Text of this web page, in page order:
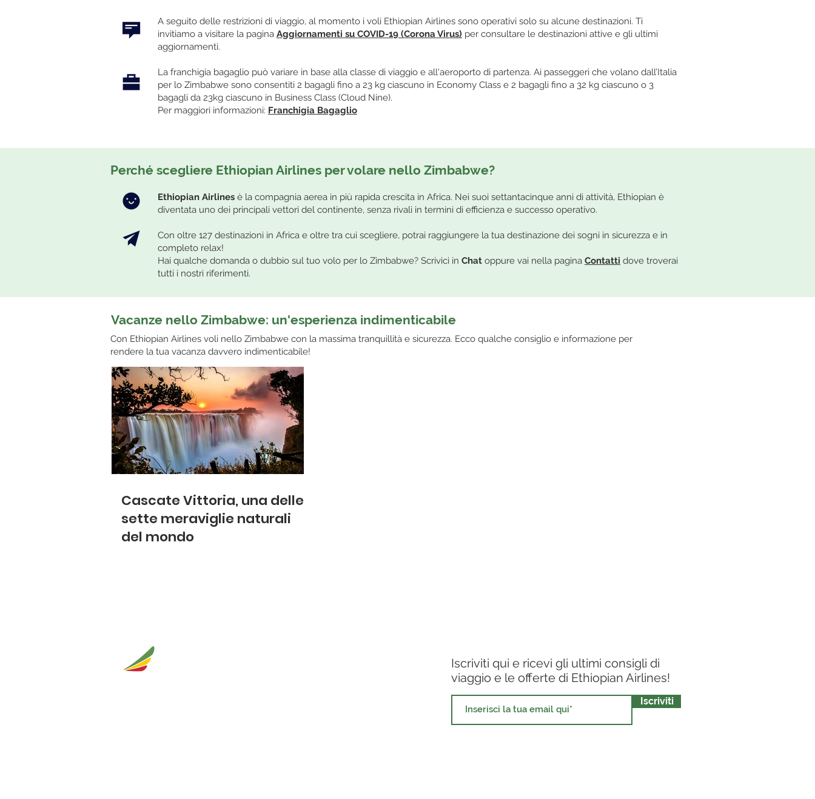
A seguito delle restrizioni di viaggio, al momento i voli Ethiopian Airlines sono operativi solo su alcune destinazioni. Ti
invitiamo a visitare la pagina Aggiornamenti su COVID-19 (Corona Virus) per consultare le destinazioni attive e gli ultimi
aggiornamenti.
La franchigia bagaglio può variare in base alla classe di viaggio e all'aeroporto di partenza. Ai passeggeri che volano dall’Italia
per lo Zimbabwe sono consentiti 2 bagagli fino a 23 kg ciascuno in Economy Class e 2 bagagli fino a 32 kg ciascuno o 3
bagagli da 23kg ciascuno in Business Class (Cloud Nine).
Per maggiori informazioni: Franchigia Bagaglio
Perché scegliere Ethiopian Airlines per volare nello Zimbabwe?
Ethiopian Airlines è la compagnia aerea in più rapida crescita in Africa. Nei suoi settantacinque anni di attività, Ethiopian è
diventata uno dei principali vettori del continente, senza rivali in termini di efficienza e successo operativo.​
Con oltre 127 destinazioni in Africa e oltre tra cui scegliere, potrai raggiungere la tua destinazione dei sogni in sicurezza e in
completo relax!
Hai qualche domanda o dubbio sul tuo volo per lo Zimbabwe? Scrivici in Chat oppure vai nella pagina Contatti dove troverai
tutti i nostri riferimenti.
Vacanze nello Zimbabwe: un'esperienza indimenticabile
Con Ethiopian Airlines voli nello Zimbabwe con la massima tranquillità e sicurezza. Ecco qualche consiglio e informazione per
rendere la tua vacanza davvero indimenticabile!
Cascate Vittoria, una delle
sette meraviglie naturali
del mondo
Iscriviti qui e ricevi gli ultimi consigli di
viaggio e le offerte di Ethiopian Airlines!
Iscriviti